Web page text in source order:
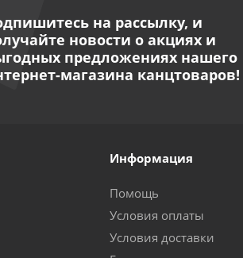
на рассылку, и
новости о акциях и
предложениях нашего
магазина канцтоваров!
Информация
Помощь
Условия оплаты
Условия доставки